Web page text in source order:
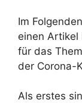
Im
einen
für das
der Corona-
Als erstes